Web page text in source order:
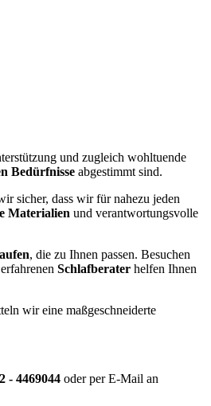
und zugleich wohltuende
Bedürfnisse abgestimmt sind.
sicher, dass wir für nahezu jeden
Materialien und verantwortungsvolle
, die zu Ihnen passen. Besuchen
Schlafberater helfen Ihnen
wir eine maßgeschneiderte
- 4469044 oder per E-Mail an